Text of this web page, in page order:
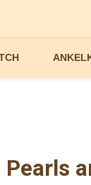
Pearls